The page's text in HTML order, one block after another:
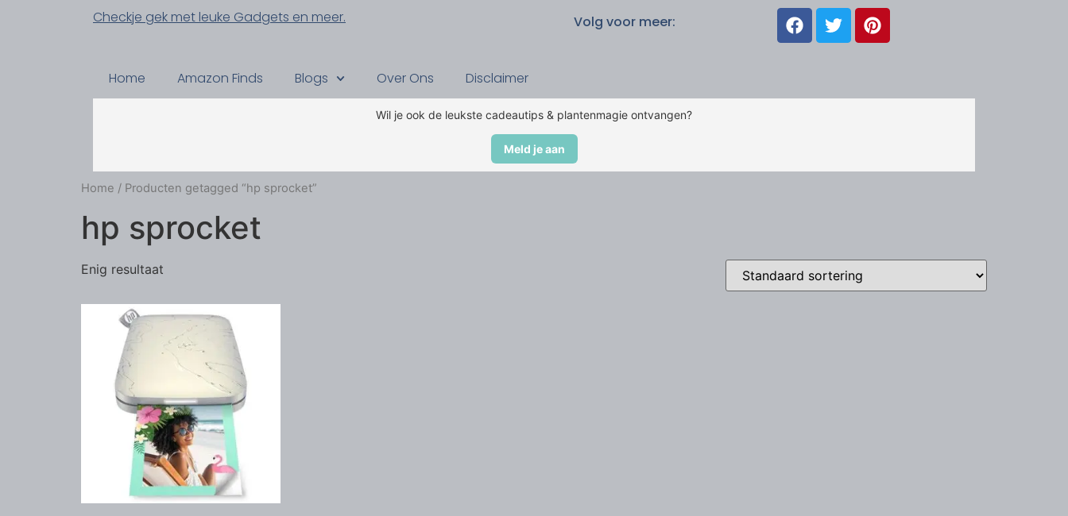
Checkje gek met leuke Gadgets en meer. Volg voor meer:
Home Amazon Finds Blogs Over Ons Disclaimer
Wil je ook de leukste cadeautips & plantenmagie ontvangen?
Meld je aan
Home / Producten getagged “hp sprocket”
hp sprocket
Enig resultaat